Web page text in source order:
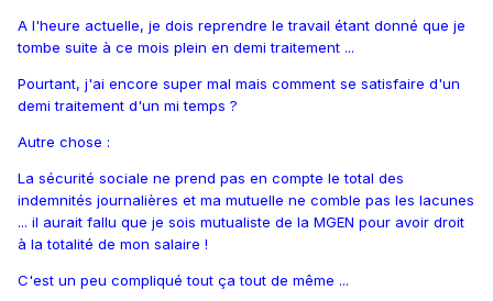
A l'heure actuelle, je dois reprendre le travail étant donné que je
tombe suite à ce mois plein en demi traitement ...
Pourtant, j'ai encore super mal mais comment se satisfaire d'un
demi traitement d'un mi temps ?
Autre chose :
La sécurité sociale ne prend pas en compte le total des
indemnités journalières et ma mutuelle ne comble pas les lacunes
... il aurait fallu que je sois mutualiste de la MGEN pour avoir droit
à la totalité de mon salaire !
C'est un peu compliqué tout ça tout de même ...